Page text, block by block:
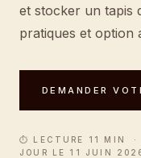
et stocker un tapis
pratiques et option
DEMANDER
⏱ LECTURE 11 MIN ·
JOUR LE 11 JUIN